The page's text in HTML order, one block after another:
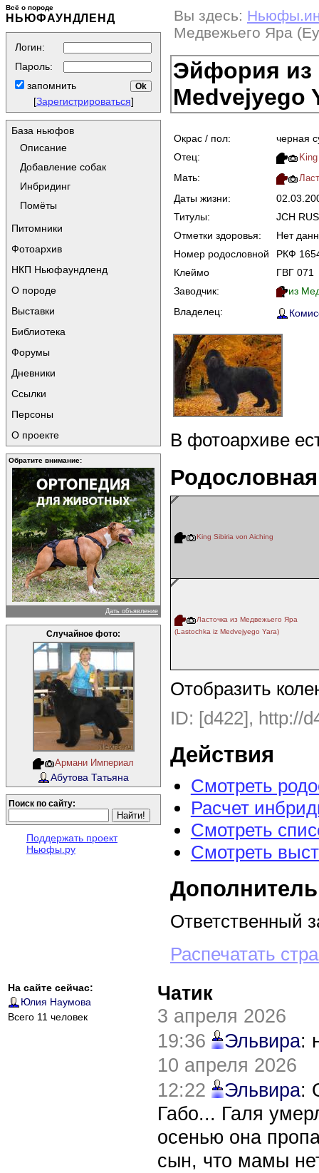
Всё о породе
НЬЮФАУНДЛЕНД
Логин:
Пароль:
запомнить
[Зарегистрироваться]
База ньюфов
Описание
Добавление собак
Инбридинг
Помёты
Питомники
Фотоархив
НКП Ньюфаундленд
О породе
Выставки
Библиотека
Форумы
Дневники
Ссылки
Персоны
О проекте
Обратите внимание:
Дать объявление
Случайное фото:
Армани Империал
Абутова Татьяна
Поиск по сайту:
Поддержать проект
Ньюфы.ру
Вы здесь:
Медвежьего Яра
Эйфория из
Medvejyego
Окрас / пол:
черная
Отец:
Мать:
Даты жизни:
Титулы:
JCH
Отметки здоровья:
Нет
Номер родословной
РКФ
Клеймо
ГВГ 071
Заводчик:
из
Владелец:
В фотоархиве
Родословная
King Sibiria von Aiching
Ласточка из Медвежьего Яра
(Lastochka iz Medvejyego Yara)
Отобразить
ID: [d422], http://
Действия
Смотреть
Расчет
Смотреть
Смотреть
Ответственный
Распечатать
На сайте сейчас:
Юлия Наумова
Всего 11 человек
Чатик
3 апреля 2026
19:36
Эльвира:
10 апреля 2026
12:22
Эльвира:
Габо... Галя
осенью она
сын, что мамы